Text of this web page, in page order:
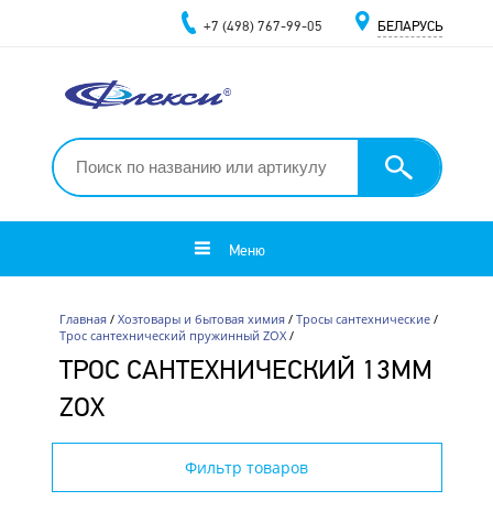
+7 (498) 767-99-05 БЕЛАРУСЬ
Меню
Главная/ Хозтовары и бытовая химия/ Тросы сантехнические/
Трос сантехнический пружинный ZOX/
ТРОС САНТЕХНИЧЕСКИЙ 13ММ
ZOX
Фильтр товаров